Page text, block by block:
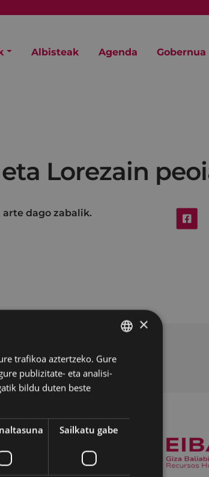
Albisteak Agenda
Lorezain
dago zabalik.
BASQUE
SPANISH
×
trafikoa aztertzeko. Gure
publizitate- eta analisi-
bildu duten beste
Sailkatu gabe